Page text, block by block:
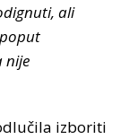
ali
nije
izboriti